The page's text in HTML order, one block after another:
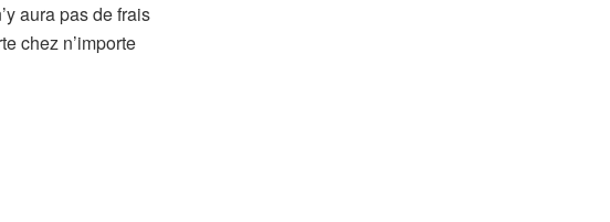
aura pas de frais
chez n’importe